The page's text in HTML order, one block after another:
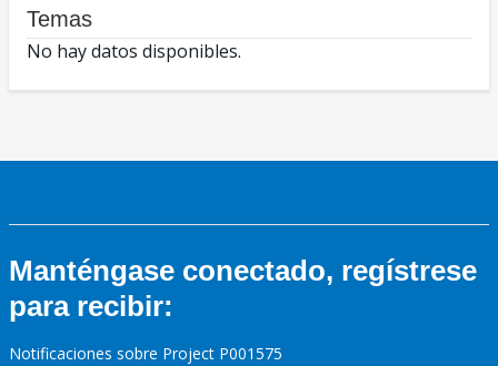
Temas
No hay datos disponibles.
Manténgase conectado, regístrese
para recibir:
Notificaciones sobre Project P001575